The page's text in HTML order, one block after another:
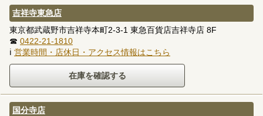
吉祥寺東急店
東京都武蔵野市吉祥寺本町2-3-1 東急百貨店吉祥寺店 8F
☎ 0422-21-1810
ℹ 営業時間・店休日・アクセス情報はこちら
国分寺店